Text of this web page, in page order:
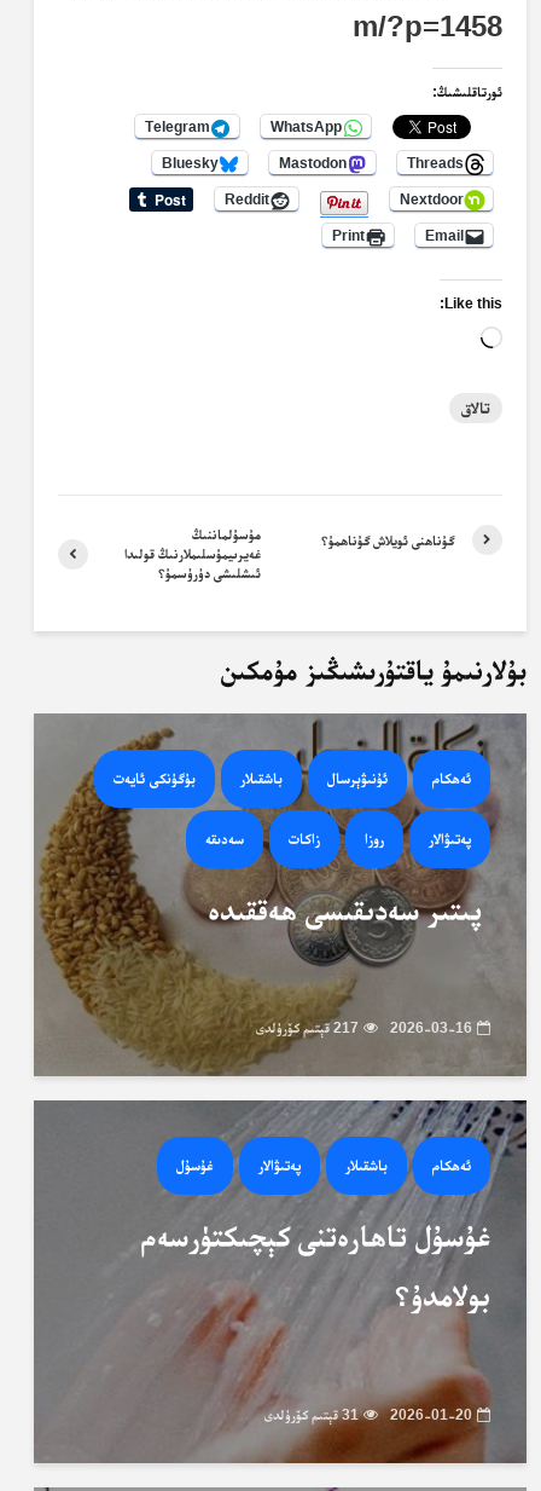
m/?p=1458
ئورتاقلىشىڭ:
WhatsApp
Telegram
Threads
Mastodon
Bluesky
Nextdoor
Reddit
Email
Print
Like this:
Loading…
تالاق
مۇسۇلماننىڭ
غەيرىيمۇسلىملارنىڭ قولىدا
ئىشلىشى دۇرۇسمۇ؟
گۇناھنى ئويلاش گۇناھمۇ؟
بۇلارنىمۇ ياقتۇرىشىڭىز مۇمكىن
ئەھكام ئۇنىۋېرسال باشقىلار بۈگۈنكى ئايەت
پەتىۋالار روزا زاكات سەدىقە
پىتىر سەدىقىسى ھەققىدە
2026-03-16 217 قېتىم كۆرۈلدى
ئەھكام باشقىلار پەتىۋالار غۇسۇل
غۇسۇل تاھارەتنى كېچىكتۈرسەم
بولامدۇ؟
2026-01-20 31 قېتىم كۆرۈلدى